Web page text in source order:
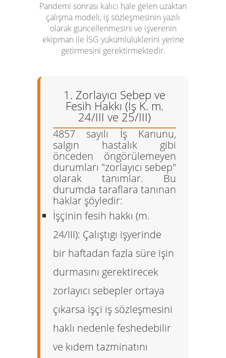
Pandemi sonrası kalıcı hale gelen uzaktan
çalışma modeli, iş sözleşmesinin yazılı
olarak güncellenmesini ve işverenin
ekipman ile İSG yükümlülüklerini yerine
getirmesini gerektirmektedir.
1. Zorlayıcı Sebep ve
Fesih Hakkı (İş K. m.
24/III ve 25/III)
4857 sayılı İş Kanunu,
salgın hastalık gibi
önceden öngörülemeyen
durumları "zorlayıcı sebep"
olarak tanımlar. Bu
durumda taraflara tanınan
haklar şöyledir:
İşçinin fesih hakkı (m.
24/III): Çalıştıgı işyerinde
bir haftadan fazla süre işin
durmasını gerektirecek
zorlayıcı sebepler ortaya
çıkarsa işçi iş sözleşmesini
haklı nedenle feshedebilir
ve kıdem tazminatını